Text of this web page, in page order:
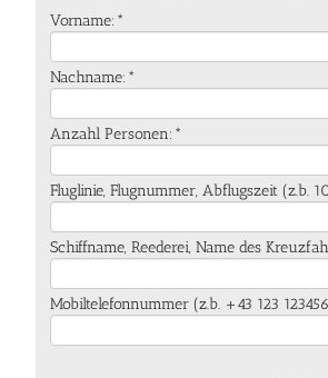
Vorname:*
Nachname:*
Anzahl Personen:*
Fluglinie, Flugnummer, Abflugszeit (z.b.
Schiffname, Reederei, Name des
Mobiltelefonnummer (z.b. +43 123